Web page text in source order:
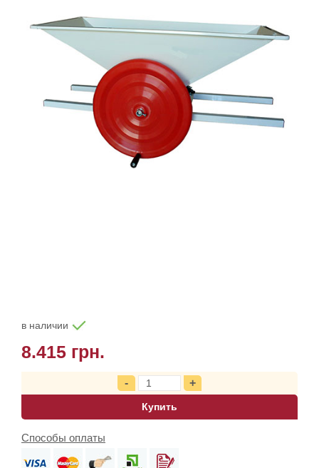
в наличии
8.415 грн.
Купить
Способы оплаты